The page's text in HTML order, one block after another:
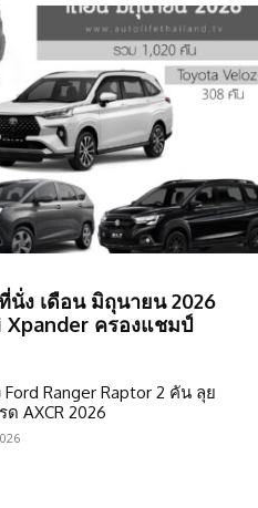
นั่ง เดือน มิถุนายน 2026
Xpander ครองแชมป์
Ranger Raptor 2 คัน ลุย
AXCR 2026